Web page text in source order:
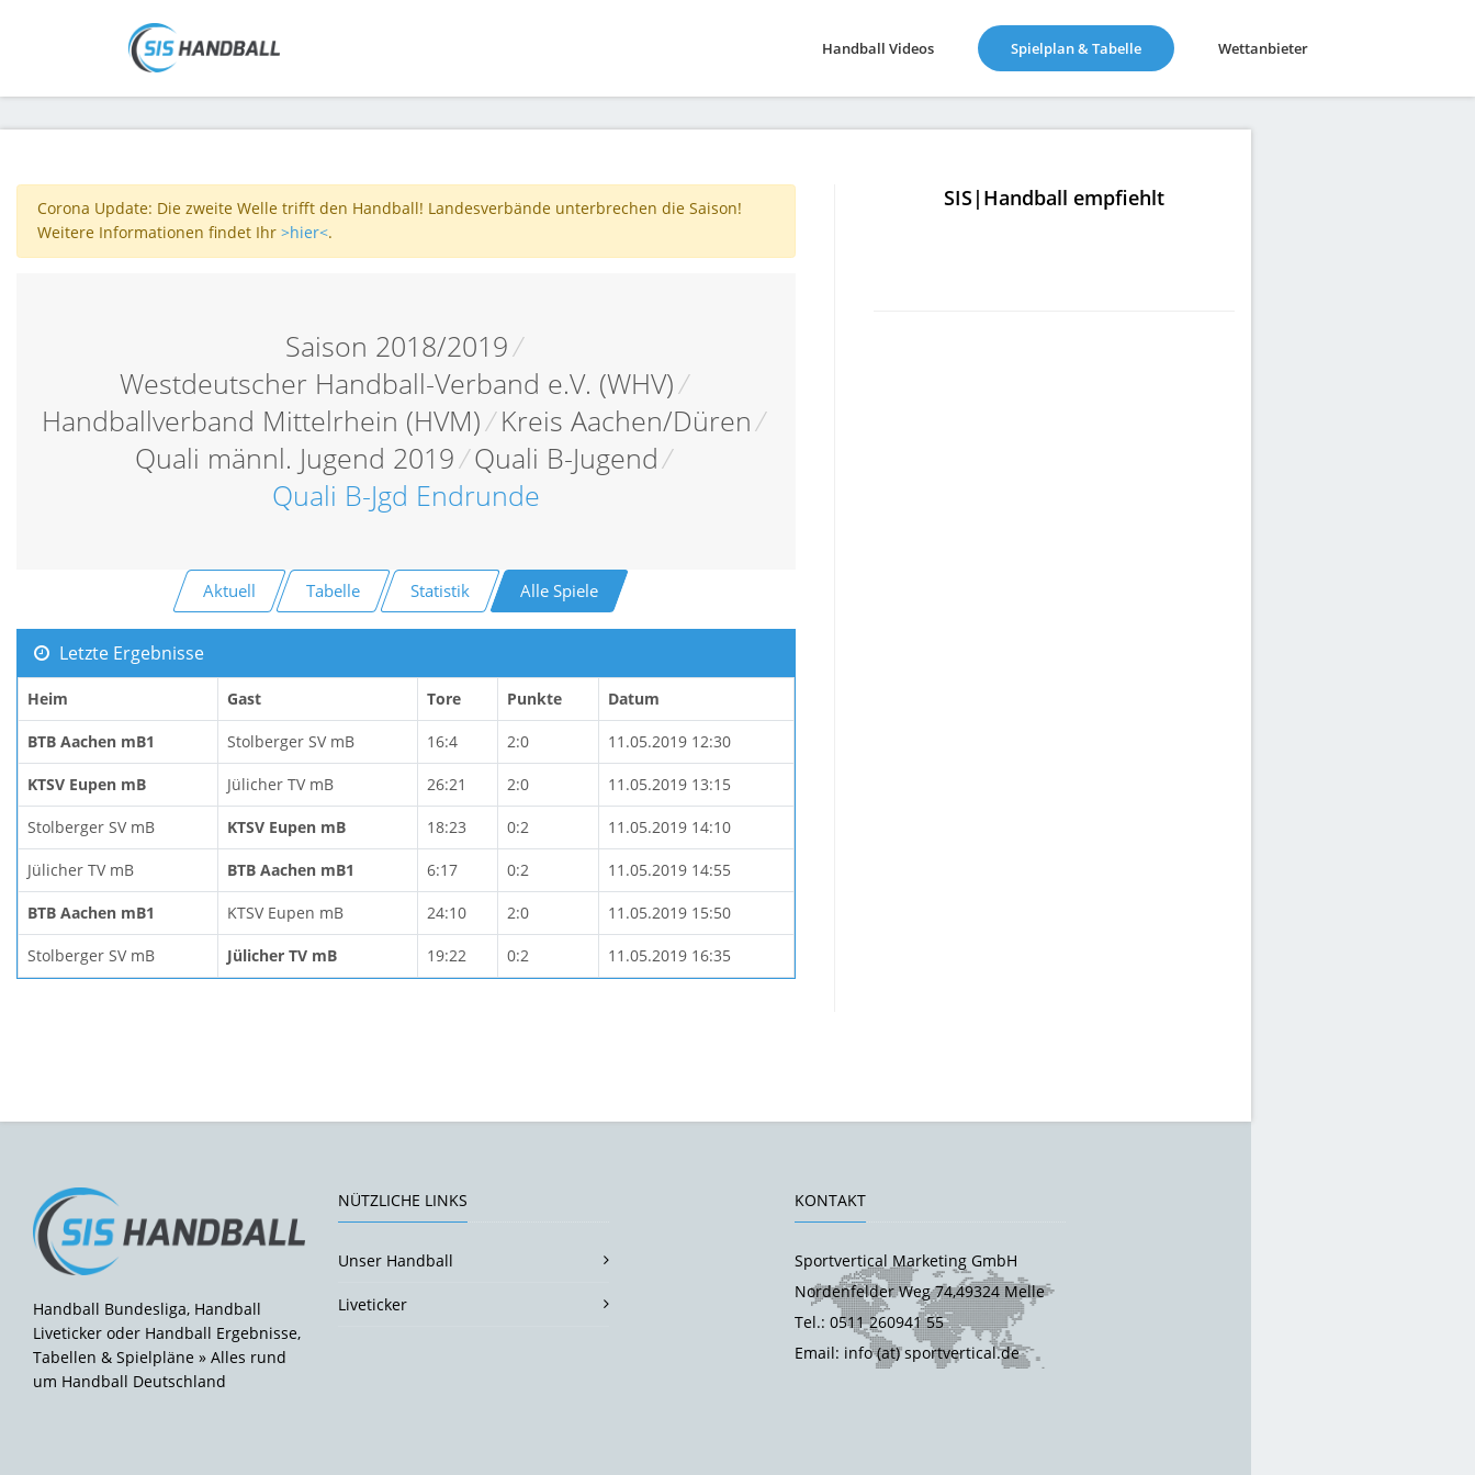
Handball Videos Spielplan & Tabelle(current) Wettanbieter
Corona Update: Die zweite Welle trifft den Handball! Landesverbände unterbrechen die Saison!
Weitere Informationen findet Ihr >hier<.
Saison 2018/2019/
Westdeutscher Handball-Verband e.V. (WHV)/
Handballverband Mittelrhein (HVM)/ Kreis Aachen/Düren/
Quali männl. Jugend 2019/Quali B-Jugend/
Quali B-Jgd Endrunde
Aktuell Tabelle Statistik Alle Spiele
Letzte Ergebnisse
Heim Gast Tore Punkte Datum
BTB Aachen mB1 Stolberger SV mB 16:4 2:0 11.05.2019 12:30
KTSV Eupen mB Jülicher TV mB 26:21 2:0 11.05.2019 13:15
Stolberger SV mB KTSV Eupen mB 18:23 0:2 11.05.2019 14:10
Jülicher TV mB BTB Aachen mB1 6:17 0:2 11.05.2019 14:55
BTB Aachen mB1 KTSV Eupen mB 24:10 2:0 11.05.2019 15:50
Stolberger SV mB Jülicher TV mB 19:22 0:2 11.05.2019 16:35
SIS|Handball empfiehlt
Handball Bundesliga, Handball
Liveticker oder Handball Ergebnisse,
Tabellen & Spielpläne » Alles rund
um Handball Deutschland
NÜTZLICHE LINKS
Unser Handball
Liveticker
KONTAKT
Sportvertical Marketing GmbH
Nordenfelder Weg 74,49324 Melle
Tel.: 0511 260941 55
Email: info (at) sportvertical.de